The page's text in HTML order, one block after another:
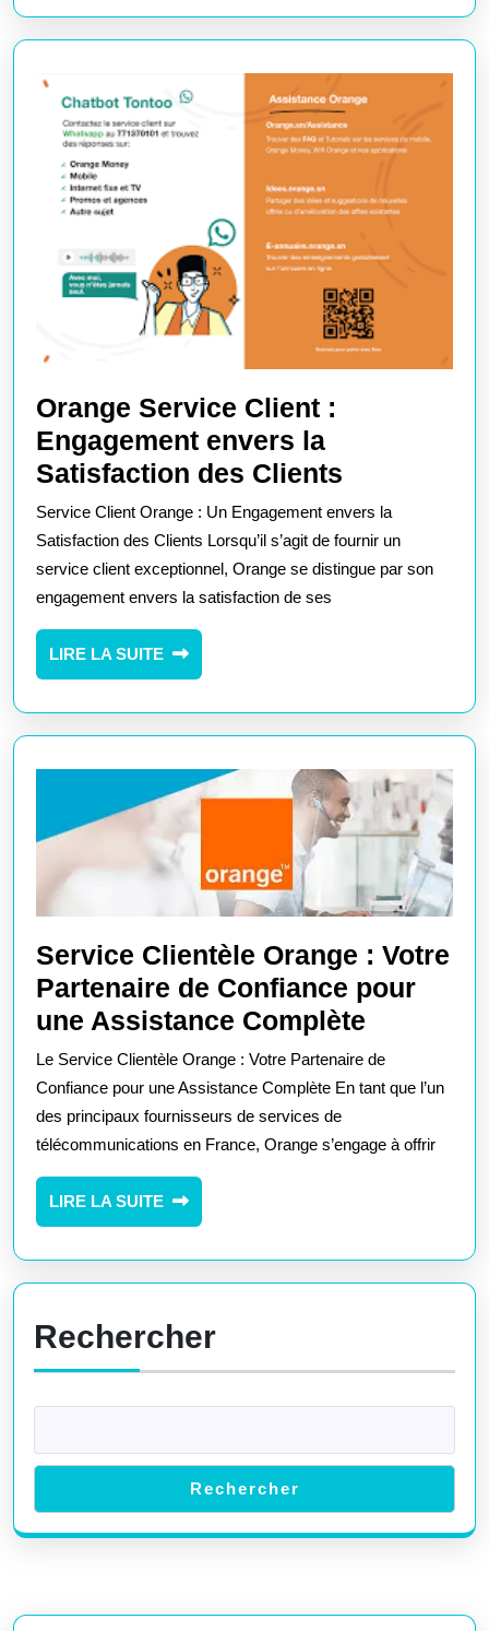
Gratuit
de
Qualité
Orange Service Client :
Engagement envers la
Satisfaction des Clients
Service
Client
:
des
Clients
Service Client Orange : Un Engagement envers la
Satisfaction des Clients Lorsqu’il s’agit de fournir un
service client exceptionnel, Orange se distingue par son
engagement envers la satisfaction de ses
LIRE LA SUITE
LIRE
LA
Service Clientèle Orange : Votre
Partenaire de Confiance pour
une Assistance Complète
Clientèle
Orange
Votre
pour
Complète
Le Service Clientèle Orange : Votre Partenaire de
Confiance pour une Assistance Complète En tant que l’un
des principaux fournisseurs de services de
télécommunications en France, Orange s’engage à offrir
LIRE LA SUITE
LIRE
LA
Rechercher
Rechercher